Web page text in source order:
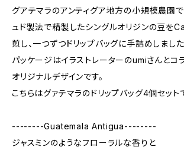
グアテマラのアンティグア地方の小規模農園で
ュド製法で精製したシングルオリジンの豆を
煎し、一つずつドリップバッグに手詰めしました
パッケージはイラストレーターのumiさんとコ
オリジナルデザインです。
こちらはグァテマラのドリップバッグ4個セット
--------Guatemala Antigua--------
ジャスミンのようなフローラルな香りと